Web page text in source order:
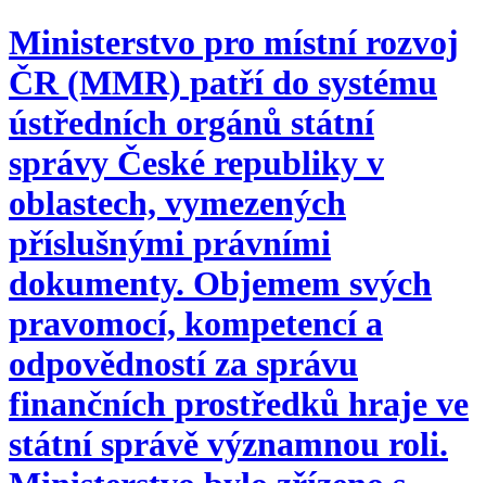
Ministerstvo pro místní rozvoj
ČR (MMR) patří do systému
ústředních orgánů státní
správy České republiky v
oblastech, vymezených
příslušnými právními
dokumenty. Objemem svých
pravomocí, kompetencí a
odpovědností za správu
finančních prostředků hraje ve
státní správě významnou roli.